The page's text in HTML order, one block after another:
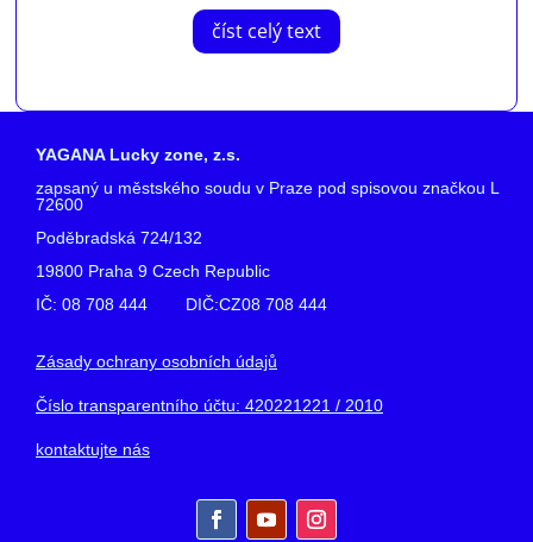
číst celý text
YAGANA Lucky zone, z.s.
zapsaný u městského soudu v Praze pod spisovou značkou L
72600
Poděbradská 724/132
19800 Praha 9 Czech Republic
IČ: 08 708 444 DIČ:CZ08 708 444
Zásady ochrany osobních údajů
Číslo transparentního účtu: 420221221 / 2010
kontaktujte nás